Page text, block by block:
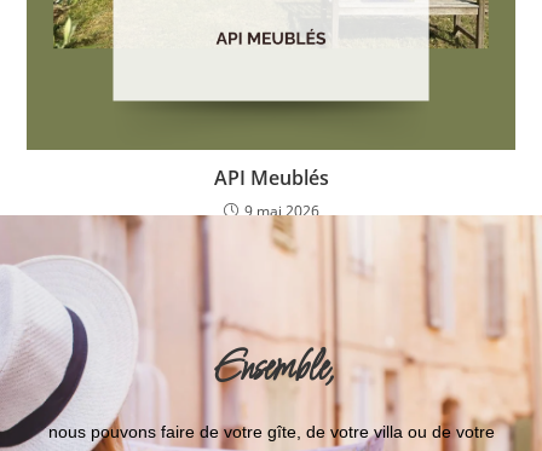
API Meublés
9 mai 2026
Ensemble,
nous pouvons faire de votre gîte, de votre villa ou de votre